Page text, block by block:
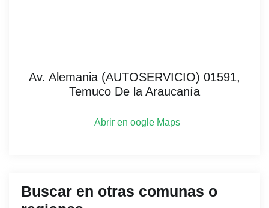
Av. Alemania (AUTOSERVICIO) 01591,
Temuco De la Araucanía
Abrir en oogle Maps
Buscar en otras comunas o